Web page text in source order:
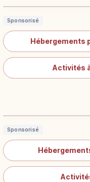
Sponsorisé
Hébergements
Activités
Sponsorisé